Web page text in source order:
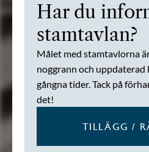
Har du
stamtavlan?
Målet med stamtavlorna
noggrann och uppdaterad
gångna tider. Tack på
det!
TILLÄGG /